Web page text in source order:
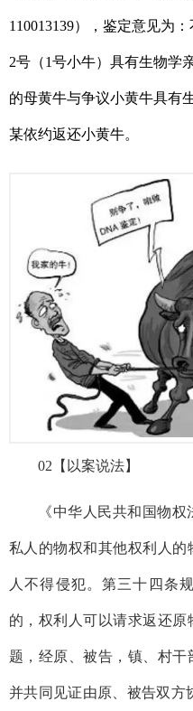
110013139），鉴定意见为：
2号（1号小牛）具有生物学
的母黄牛与争议小黄牛具有
某依约返还小黄牛。
02 【以案说法】
《中华人民共和国物
私人的物权和其他权利人
人不得侵犯。 第三十四条
的，权利人可以请求返还原
题，经原、被告，镇、村干
并共同见证由原、被告双方